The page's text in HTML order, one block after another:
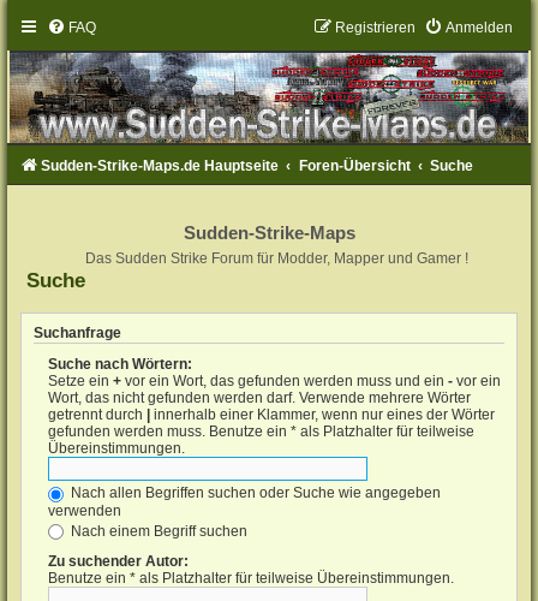
FAQ Anmelden
Registrieren
Sudden-Strike-Maps.de Hauptseite Foren-Übersicht Suche
Sudden-Strike-Maps
Das Sudden Strike Forum für Modder, Mapper und Gamer !
Suche
Suchanfrage
Suche nach Wörtern:
Setze ein+ vor ein Wort, das gefunden werden muss und ein- vor ein
Wort, das nicht gefunden werden darf. Verwende mehrere Wörter
getrennt durch
innerhalb einer Klammer, wenn nur eines der Wörter
gefunden werden muss. Benutze ein * als Platzhalter für teilweise
Übereinstimmungen.
Nach allen Begriffen suchen oder Suche wie angegeben
verwenden
Nach einem Begriff suchen
Zu suchender Autor:
Benutze ein * als Platzhalter für teilweise Übereinstimmungen.